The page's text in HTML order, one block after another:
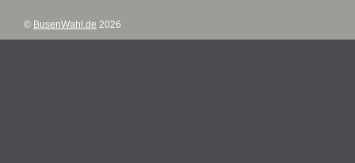
© BusenWahl.de 2026